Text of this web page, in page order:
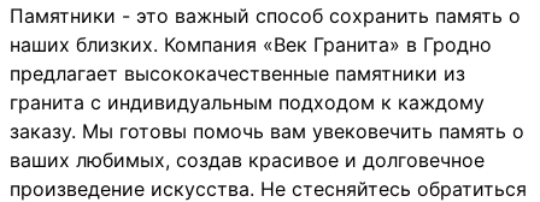
Памятники - это важный способ сохранить память о
наших близких. Компания «Век Гранита» в Гродно
предлагает высококачественные памятники из
гранита с индивидуальным подходом к каждому
заказу. Мы готовы помочь вам увековечить память о
ваших любимых, создав красивое и долговечное
произведение искусства. Не стесняйтесь обратиться